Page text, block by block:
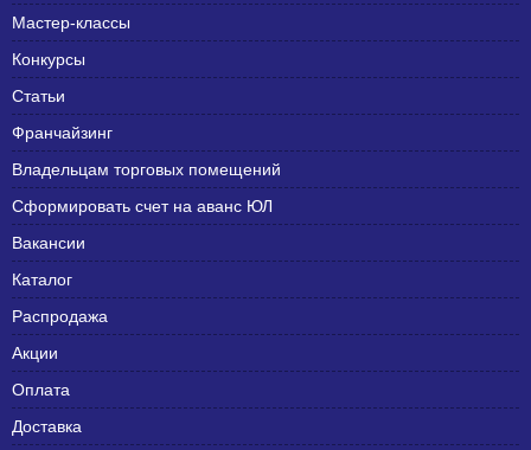
Мастер-классы
Конкурсы
Статьи
Франчайзинг
Владельцам торговых помещений
Сформировать счет на аванс ЮЛ
Вакансии
Каталог
Распродажа
Акции
Оплата
Доставка